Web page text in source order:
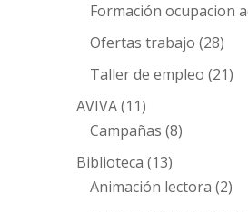
Formación ocupacion
Ofertas trabajo (28)
Taller de empleo (21)
AVIVA(11)
Campañas (8)
Biblioteca (13)
Animación lectora (2)